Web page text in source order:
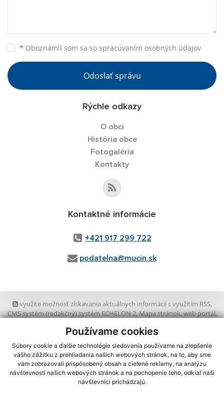
Používame cookies
Súbory cookie a ďalšie technológie sledovania používame na zlepšenie
vášho zážitku z prehliadania našich webových stránok, na to, aby sme
vám zobrazovali prispôsobený obsah a cielené reklamy, na analýzu
návštevnosti našich webových stránok a na pochopenie toho, odkiaľ naši
návštevníci prichádzajú.
* Oboznámil som sa so spracúvaním osobných údajov
Odoslať správu
Rýchle odkazy
O obci
História obce
Fotogaléria
Kontakty
Kontaktné informácie
+421 917 299 722
podatelna@mucin.sk
využite možnosť získavania aktuálnych informácií s využitím RSS,
CMS systém (redakčný) systém ECHELON 2,Mapa stránok,web portál,
s.r.o.,technický prevádzkovateľ
Posledná aktualizácia:07.08.2026
Vytlačiť stránku|Vyhlásenie o prístupnosti
Autorské práva|Cookies